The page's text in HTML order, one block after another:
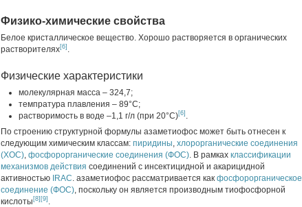
Физико-химические свойства
Белое кристаллическое вещество. Хорошо растворяется в органических
растворителях[6] .
Физические характеристики
молекулярная масса – 324,7;
темпратура плавления – 89°С;
растворимость в воде –1,1 г/л (при 20°С)[6] .
По строению структурной формулы азаметиофос может быть отнесен к
следующим химическим классам: пиридины, хлорорганические соединения
(ХОС), фосфорорганические соединения (ФОС). В рамках классификации
механизмов действия соединений с инсектицидной и акарицидной
активностью IRAC. азаметиофос рассматривается как фосфорорганическое
соединение (ФОС), поскольку он является производным тиофосфорной
кислоты [8] [9] .